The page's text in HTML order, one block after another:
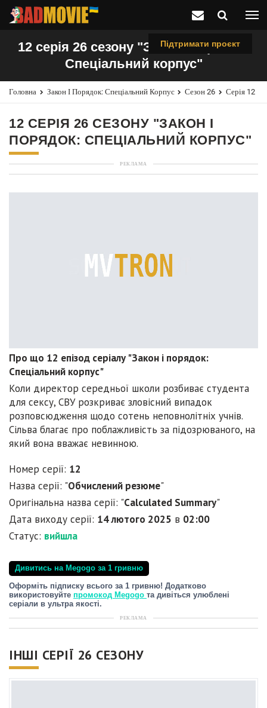
Підтримати проєкт
12 серія 26 сезону "Закон і порядок:
Спеціальний корпус"
Головна Закон І Порядок: Спеціальний Корпус Сезон 26 Серія 12
12 СЕРІЯ 26 СЕЗОНУ "ЗАКОН І
ПОРЯДОК: СПЕЦІАЛЬНИЙ КОРПУС"
РЕКЛАМА
Про що 12 епізод серіалу "Закон і порядок:
Спеціальний корпус"
Коли директор середньої школи розбиває студента
для сексу, СВУ розкриває зловісний випадок
розповсюдження щодо сотень неповнолітніх учнів.
Сільва благає про поблажливість за підозрюваного, на
який вона вважає невинною.
Номер серії: 12
Назва серії: "Обчислений резюме"
Оригінальна назва серії: "Calculated Summary"
Дата виходу серії: 14 лютого 2025 в 02:00
Статус: вийшла
Дивитись на Megogo за 1 гривню
Оформіть підписку всього за 1 гривню! Додатково
використовуйте промокод Megogo та дивіться улюблені
серіали в ультра якості.
РЕКЛАМА
ІНШІ СЕРІЇ 26 СЕЗОНУ